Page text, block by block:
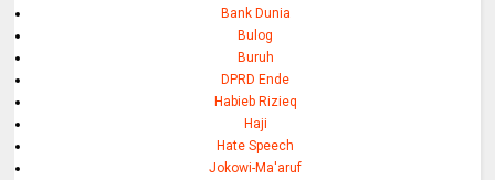
Bank Dunia
Bulog
Buruh
DPRD Ende
Habieb Rizieq
Haji
Hate Speech
Jokowi-Ma'aruf